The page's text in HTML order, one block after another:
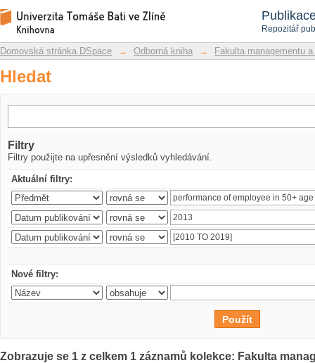
Repozitář
Hledat
Repozitář DSpace/Manakin
Domovská stránka DSpace → Odborná kniha → Fakulta managementu
Hledat
Filtry
Filtry použijte na upřesnění výsledků vyhledávání.
Aktuální filtry:
Nové filtry:
Zobrazuje se 1 z celkem 1 záznamů kolekce: Fakulta